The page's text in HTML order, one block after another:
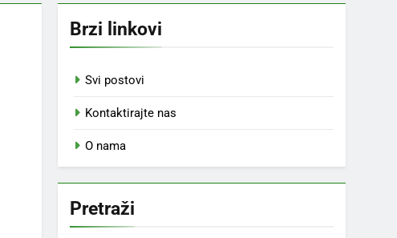
Brzi linkovi
Svi postovi
Kontaktirajte nas
O nama
Pretraži